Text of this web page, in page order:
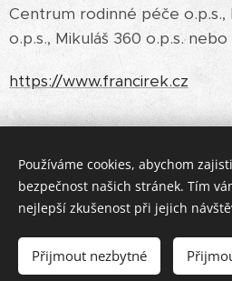
Centrum rodinné péče
o.p.s., Mikuláš 360 o.p.s.
https://www.francirek.cz
© 2023 Institut doprovázení dítěte
Vytvořeno službou
Používáme cookies, abychom
bezpečnost našich stránek. Tím
nejlepší zkušenost při jejich
Přijmout nezbytné